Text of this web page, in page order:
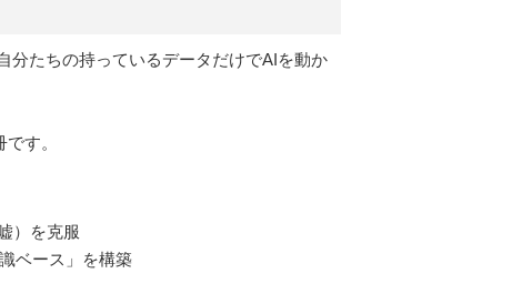
分たちの持っているデータだけでAIを動か
す。
）を克服
ベース」を構築